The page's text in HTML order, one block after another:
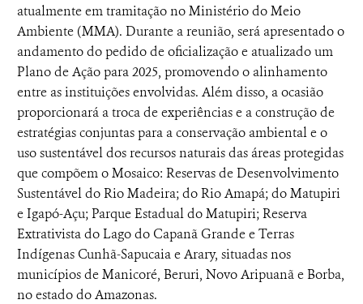
atualmente em tramitação no Ministério do Meio
Ambiente (MMA). Durante a reunião, será apresentado o
andamento do pedido de oficialização e atualizado um
Plano de Ação para 2025, promovendo o alinhamento
entre as instituições envolvidas. Além disso, a ocasião
proporcionará a troca de experiências e a construção de
estratégias conjuntas para a conservação ambiental e o
uso sustentável dos recursos naturais das áreas protegidas
que compõem o Mosaico: Reservas de Desenvolvimento
Sustentável do Rio Madeira; do Rio Amapá; do Matupiri
e Igapó-Açu; Parque Estadual do Matupiri; Reserva
Extrativista do Lago do Capanã Grande e Terras
Indígenas Cunhã-Sapucaia e Arary, situadas nos
municípios de Manicoré, Beruri, Novo Aripuanã e Borba,
no estado do Amazonas.